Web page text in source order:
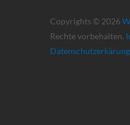
Copyrights © 2026
Rechte vorbehalten.
Datenschutzerkärung